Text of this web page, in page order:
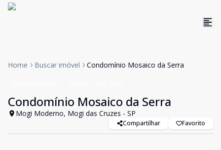
Home Buscar imóvel Condomínio Mosaico da Serra
Condomínio Mosaico da Serra
Mogi Moderno, Mogi das Cruzes - SP
Compartilhar Favorito